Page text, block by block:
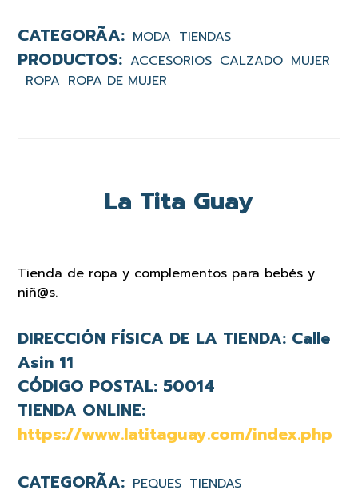
MODA TIENDAS
ACCESORIOS CALZADO MUJER
ROPA ROPA DE MUJER
La Tita Guay
Tienda de ropa y complementos para bebés y
niñ@s.
DIRECCIÓN FÍSICA DE LA TIENDA: Calle
Asin 11
CÓDIGO POSTAL: 50014
TIENDA ONLINE:
https://www.latitaguay.com/index.php
PEQUES TIENDAS